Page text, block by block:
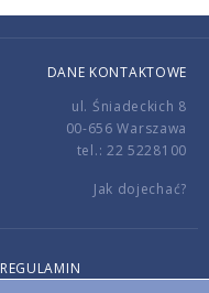
DANE KONTAKTOWE
ul. Śniadeckich 8
00-656 Warszawa
tel.: 22 5228100
Jak dojechać?
REGULAMIN